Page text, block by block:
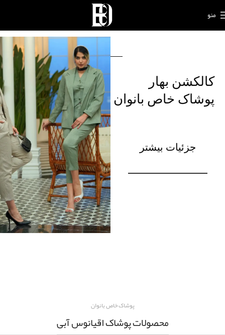
منو
کالکشن بهار
پوشاک خاص بانوان
جزئیات بیشتر
پوشاک خاص بانوان
محصولات پوشاک اقیانوس آبی